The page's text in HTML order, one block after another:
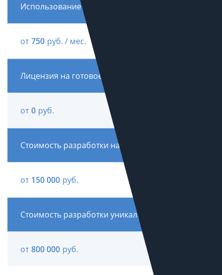
Использование Tilda
от 750 руб. / мес.
Лицензия на готовое решение
от 0 руб.
Стоимость разработки на готовом решении
от 150 000 руб.
Стоимость разработки уникального сайта
от 800 000 руб.